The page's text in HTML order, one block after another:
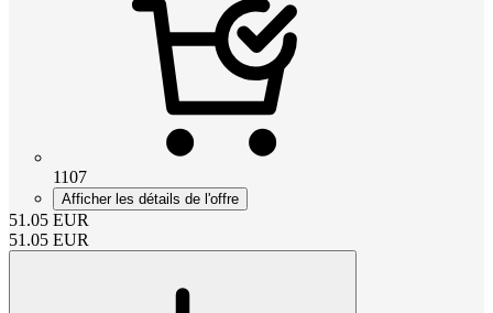
1107
Afficher les détails de l'offre
51.05 EUR
51.05 EUR